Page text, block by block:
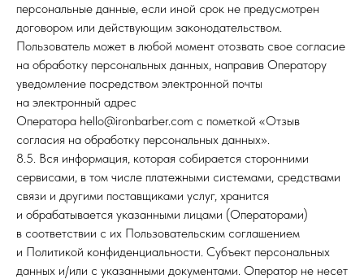
персональные данные, если иной срок не предусмотрен
договором или действующим законодательством.
Пользователь может в любой момент отозвать свое согласие
на обработку персональных данных, направив Оператору
уведомление посредством электронной почты
на электронный адрес
Оператора hello@ironbarber.com с пометкой «Отзыв
согласия на обработку персональных данных».
8.5. Вся информация, которая собирается сторонними
сервисами, в том числе платежными системами, средствами
связи и другими поставщиками услуг, хранится
и обрабатывается указанными лицами (Операторами)
в соответствии с их Пользовательским соглашением
и Политикой конфиденциальности. Субъект персональных
данных и/или с указанными документами. Оператор не несет